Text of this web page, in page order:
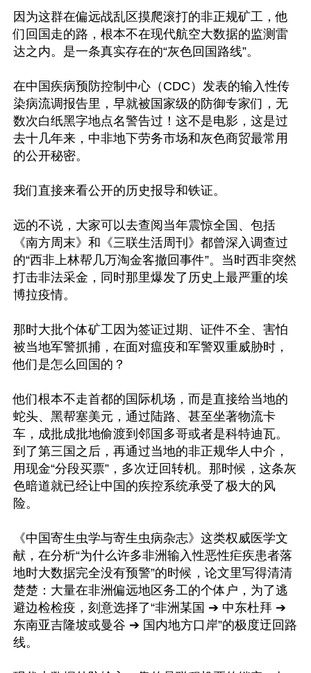
因为这群在偏远战乱区摸爬滚打的非正规矿工，他
们回国走的路，根本不在现代航空大数据的监测雷
达之内。是一条真实存在的“灰色回国路线”。
在中国疾病预防控制中心（CDC）发表的输入性传
染病流调报告里，早就被国家级的防御专家们，无
数次白纸黑字地点名警告过！这不是电影，这是过
去十几年来，中非地下劳务市场和灰色商贸最常用
的公开秘密。
我们直接来看公开的历史报导和铁证。
远的不说，大家可以去查阅当年震惊全国、包括
《南方周末》和《三联生活周刊》都曾深入调查过
的“西非上林帮几万淘金客撤回事件”。当时西非突然
打击非法采金，同时那里爆发了历史上最严重的埃
博拉疫情。
那时大批个体矿工因为签证过期、证件不全、害怕
被当地军警抓捕，在面对瘟疫和军警双重威胁时，
他们是怎么回国的？
他们根本不走首都的国际机场，而是直接给当地的
蛇头、黑帮塞美元，通过陆路、甚至坐著物流卡
车，成批成批地偷渡到邻国多哥或者是科特迪瓦。
到了第三国之后，再通过当地的非正规华人中介，
用现金“分段买票”，多次迂回转机。那时候，这条灰
色暗道就已经让中国的疾控系统承受了极大的风
险。
《中国寄生虫学与寄生虫病杂志》这类权威医学文
献，在分析“为什么许多非洲输入性恶性疟疾患者落
地时大数据完全没有预警”的时候，论文里写得清清
楚楚：大量在非洲偏远地区务工的个体户，为了逃
避边检检疫，刻意选择了“非洲某国 ➔ 中东杜拜 ➔
东南亚吉隆坡或曼谷 ➔ 国内地方口岸”的极度迂回路
线。